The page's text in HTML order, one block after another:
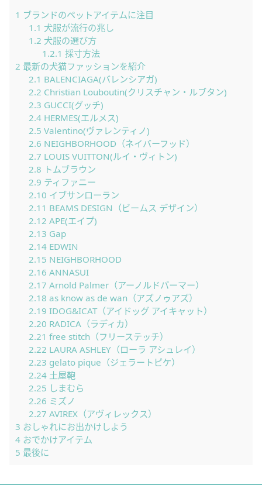
1 ブランドのペットアイテムに注目
1.1 犬服が流行の兆し
1.2 犬服の選び方
1.2.1 採寸方法
2 最新の犬猫ファッションを紹介
2.1 BALENCIAGA(バレンシアガ)
2.2 Christian Louboutin(クリスチャン・ルブタン)
2.3 GUCCI(グッチ)
2.4HERMES(エルメス)
2.5 Valentino(ヴァレンティノ)
2.6 NEIGHBORHOOD（ネイバーフッド）
2.7 LOUIS VUITTON(ルイ・ヴィトン)
2.8 トムブラウン
2.9 ティファニー
2.10 イブサンローラン
2.11 BEAMS DESIGN（ビームス デザイン）
2.12 APE(エイプ)
2.13 Gap
2.14EDWIN
2.15 NEIGHBORHOOD
2.16 ANNASUI
2.17 Arnold Palmer（アーノルドパーマー）
2.18 as know as de wan（アズノゥアズ）
2.19 IDOG&ICAT（アイドッグ アイキャット）
2.20 RADICA（ラディカ）
2.21 free stitch（フリーステッチ）
2.22 LAURA ASHLEY（ローラ アシュレイ）
2.23 gelato pique（ジェラートピケ）
2.24土屋鞄
2.25 しまむら
2.26 ミズノ
2.27 AVIREX（アヴィレックス）
3 おしゃれにお出かけしよう
4 おでかけアイテム
5 最後に